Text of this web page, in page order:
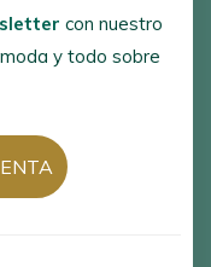
con nuestro
y todo sobre